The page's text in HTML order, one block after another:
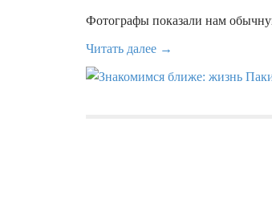
Фотографы показали нам
Читать далее →